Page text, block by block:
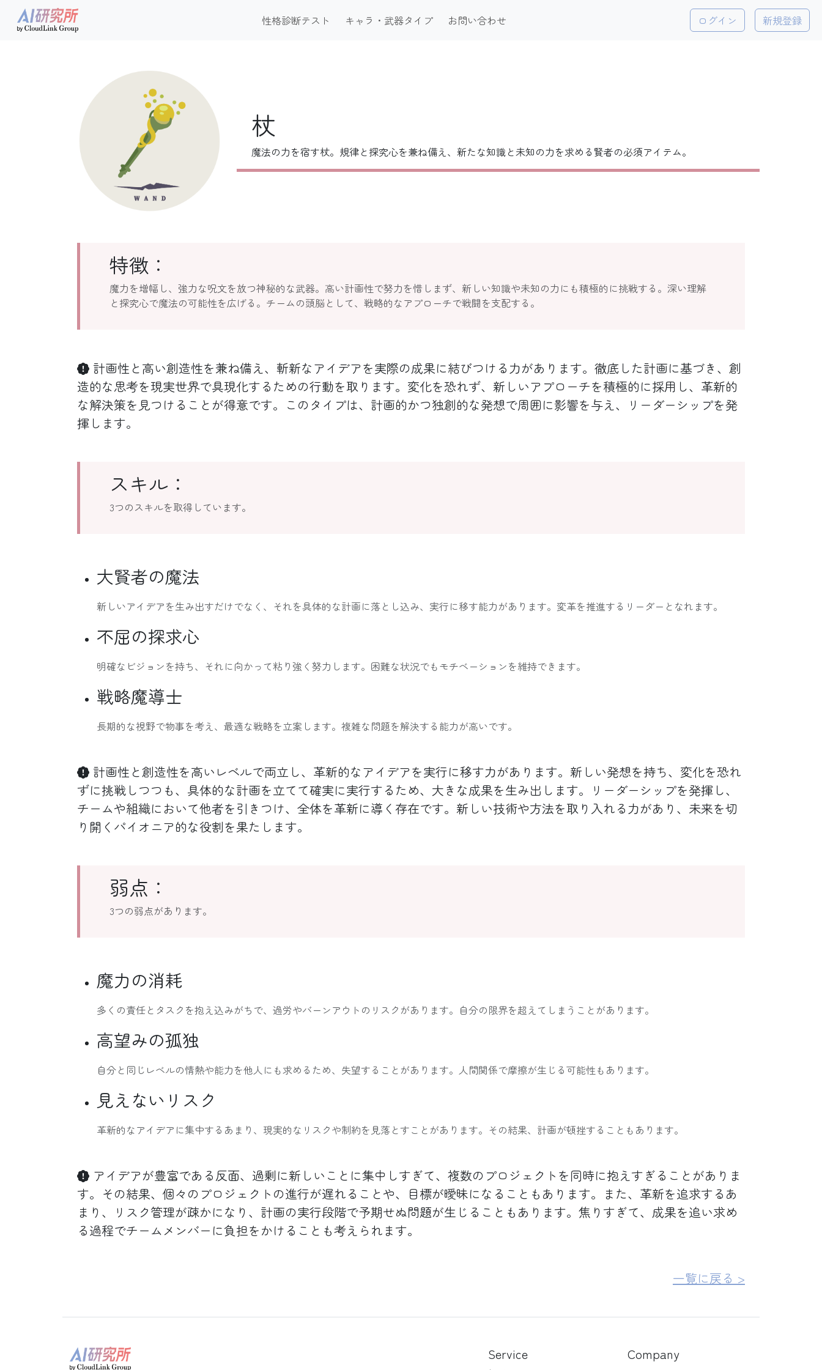
性格診断テスト キャラ・武器タイプ お問い合わせ ログイン 新規登録
杖
魔法の力を宿す杖。規律と探究心を兼ね備え、新たな知識と未知の力を求める賢者の必須アイテム。
特徴：
魔力を増幅し、強力な呪文を放つ神秘的な武器。高い計画性で努力を惜しまず、新しい知識や未知の力にも積極的に挑戦する。深い理解
と探究心で魔法の可能性を広げる。チームの頭脳として、戦略的なアプローチで戦闘を支配する。
計画性と高い創造性を兼ね備え、斬新なアイデアを実際の成果に結びつける力があります。徹底した計画に基づき、創
造的な思考を現実世界で具現化するための行動を取ります。変化を恐れず、新しいアプローチを積極的に採用し、革新的
な解決策を見つけることが得意です。このタイプは、計画的かつ独創的な発想で周囲に影響を与え、リーダーシップを発
揮します。
スキル：
3つのスキルを取得しています。
大賢者の魔法
新しいアイデアを生み出すだけでなく、それを具体的な計画に落とし込み、実行に移す能力があります。変革を推進するリーダーとなれます。
不屈の探求心
明確なビジョンを持ち、それに向かって粘り強く努力します。困難な状況でもモチベーションを維持できます。
戦略魔導士
長期的な視野で物事を考え、最適な戦略を立案します。複雑な問題を解決する能力が高いです。
計画性と創造性を高いレベルで両立し、革新的なアイデアを実行に移す力があります。新しい発想を持ち、変化を恐れ
ずに挑戦しつつも、具体的な計画を立てて確実に実行するため、大きな成果を生み出します。リーダーシップを発揮し、
チームや組織において他者を引きつけ、全体を革新に導く存在です。新しい技術や方法を取り入れる力があり、未来を切
り開くパイオニア的な役割を果たします。
弱点：
3つの弱点があります。
魔力の消耗
多くの責任とタスクを抱え込みがちで、過労やバーンアウトのリスクがあります。自分の限界を超えてしまうことがあります。
高望みの孤独
自分と同じレベルの情熱や能力を他人にも求めるため、失望することがあります。人間関係で摩擦が生じる可能性もあります。
見えないリスク
革新的なアイデアに集中するあまり、現実的なリスクや制約を見落とすことがあります。その結果、計画が頓挫することもあります。
アイデアが豊富である反面、過剰に新しいことに集中しすぎて、複数のプロジェクトを同時に抱えすぎることがありま
す。その結果、個々のプロジェクトの進行が遅れることや、目標が曖昧になることもあります。また、革新を追求するあ
まり、リスク管理が疎かになり、計画の実行段階で予期せぬ問題が生じることもあります。焦りすぎて、成果を追い求め
る過程でチームメンバーに負担をかけることも考えられます。
一覧に戻る >
Service Company